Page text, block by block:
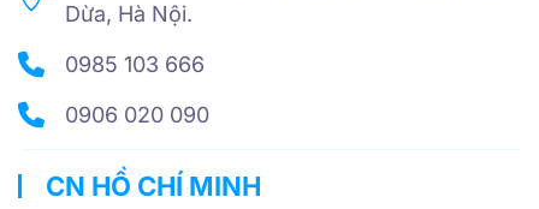
Dừa, Hà Nội.
0985 103 666
0906 020 090
CN HỒ CHÍ MINH